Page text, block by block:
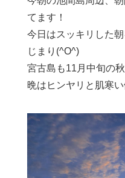
てます！
今日はスッキリした
じまり(^O^)
宮古島も11月中旬の
晩はヒンヤリと肌寒